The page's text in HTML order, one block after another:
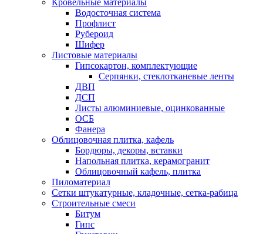
Водосточная система
Профлист
Рубероид
Шифер
Листовые материалы
Гипсокартон, комплектующие
Серпянки, стеклотканевые ленты
ДВП
ДСП
Листы алюминиевые, оцинкованные
ОСБ
Фанера
Облицовочная плитка, кафель
Бордюры, декоры, вставки
Напольная плитка, керамогранит
Облицовочный кафель, плитка
Пиломатериал
Сетки штукатурные, кладочные, сетка-рабица
Строительные смеси
Битум
Гипс